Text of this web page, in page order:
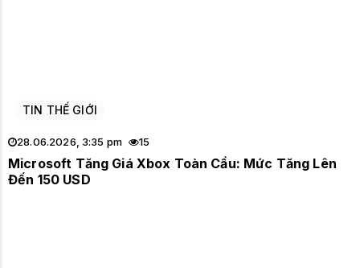
TIN THẾ GIỚI
28.06.2026, 3:35 pm 15
Microsoft Tăng Giá Xbox Toàn Cầu: Mức Tăng Lên
Đến 150 USD